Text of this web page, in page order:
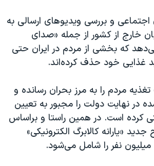
و بررسی ویدیوهای ارسالی به
خارج از کشور از جمله «صدای
که بخشی از مردم در ایران حتی
غذایی خود حذف کرده‌اند.
مردم را به مرز بحران رسانده و
در نهایت دولت را مجبور به تعیین
کرده است. در همین راستا و براساس
«یارانه کالابرگ الکترونیکی»